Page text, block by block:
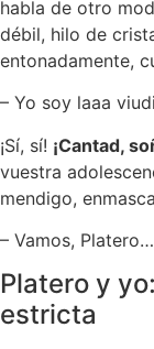
habla de otro
débil, hilo de
entonadamente,
– Yo soy laaa
¡Sí, sí! ¡Cantad,
vuestra
mendigo,
– Vamos, Platero…
Platero y
estricta